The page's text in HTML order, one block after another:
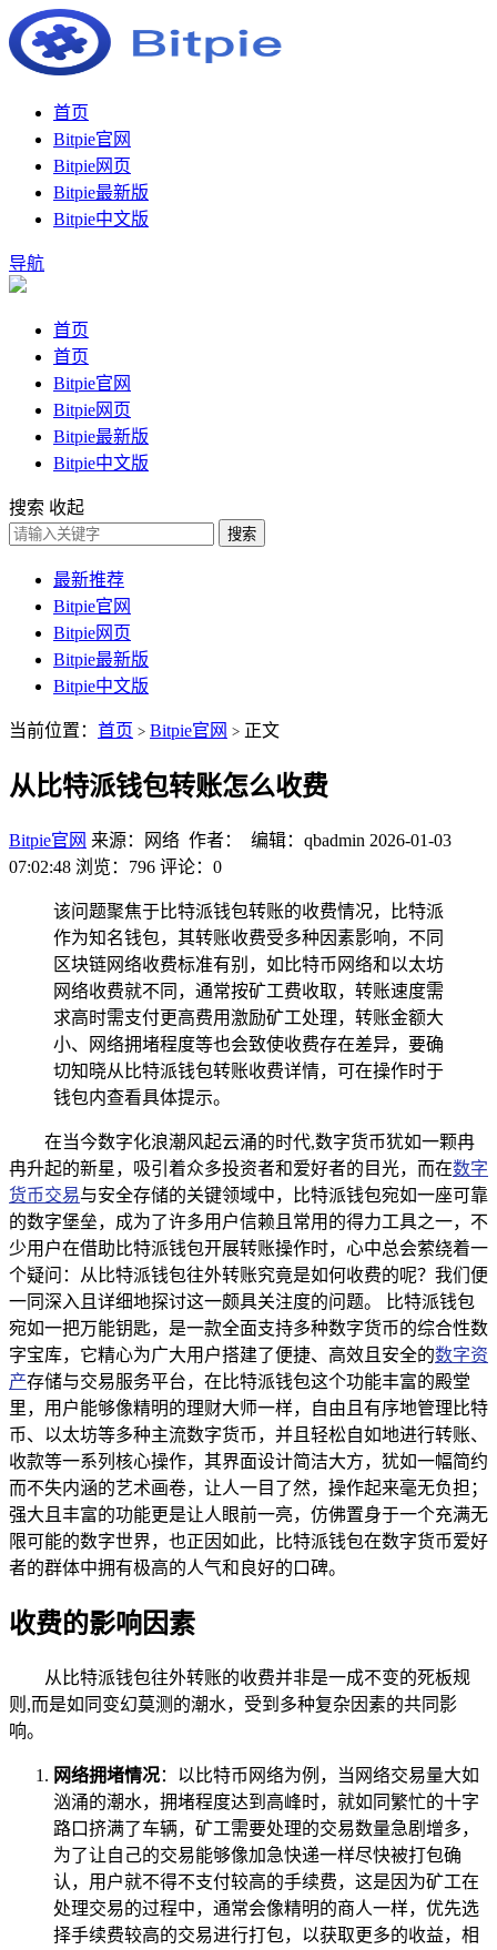
首页
Bitpie官网
Bitpie网页
Bitpie最新版
Bitpie中文版
导航
首页
首页
Bitpie官网
Bitpie网页
Bitpie最新版
Bitpie中文版
搜索 收起
搜索
最新推荐
Bitpie官网
Bitpie网页
Bitpie最新版
Bitpie中文版
当前位置： 首页 > Bitpie官网 > 正文
从比特派钱包转账怎么收费
Bitpie官网 来源：网络 作者： 编辑：qbadmin 2026-01-03
07:02:48 浏览：796 评论：0
该问题聚焦于比特派钱包转账的收费情况，比特派
作为知名钱包，其转账收费受多种因素影响，不同
区块链网络收费标准有别，如比特币网络和以太坊
网络收费就不同，通常按矿工费收取，转账速度需
求高时需支付更高费用激励矿工处理，转账金额大
小、网络拥堵程度等也会致使收费存在差异，要确
切知晓从比特派钱包转账收费详情，可在操作时于
钱包内查看具体提示。
在当今数字化浪潮风起云涌的时代,数字货币犹如一颗冉
冉升起的新星，吸引着众多投资者和爱好者的目光，而在数字
货币交易与安全存储的关键领域中，比特派钱包宛如一座可靠
的数字堡垒，成为了许多用户信赖且常用的得力工具之一，不
少用户在借助比特派钱包开展转账操作时，心中总会萦绕着一
个疑问：从比特派钱包往外转账究竟是如何收费的呢？我们便
一同深入且详细地探讨这一颇具关注度的问题。 比特派钱包
宛如一把万能钥匙，是一款全面支持多种数字货币的综合性数
字宝库，它精心为广大用户搭建了便捷、高效且安全的数字资
产存储与交易服务平台，在比特派钱包这个功能丰富的殿堂
里，用户能够像精明的理财大师一样，自由且有序地管理比特
币、以太坊等多种主流数字货币，并且轻松自如地进行转账、
收款等一系列核心操作，其界面设计简洁大方，犹如一幅简约
而不失内涵的艺术画卷，让人一目了然，操作起来毫无负担；
强大且丰富的功能更是让人眼前一亮，仿佛置身于一个充满无
限可能的数字世界，也正因如此，比特派钱包在数字货币爱好
者的群体中拥有极高的人气和良好的口碑。
收费的影响因素
从比特派钱包往外转账的收费并非是一成不变的死板规
则,而是如同变幻莫测的潮水，受到多种复杂因素的共同影
响。
网络拥堵情况：以比特币网络为例，当网络交易量大如
汹涌的潮水，拥堵程度达到高峰时，就如同繁忙的十字
路口挤满了车辆，矿工需要处理的交易数量急剧增多，
为了让自己的交易能够像加急快递一样尽快被打包确
认，用户就不得不支付较高的手续费，这是因为矿工在
处理交易的过程中，通常会像精明的商人一样，优先选
择手续费较高的交易进行打包，以获取更多的收益，相